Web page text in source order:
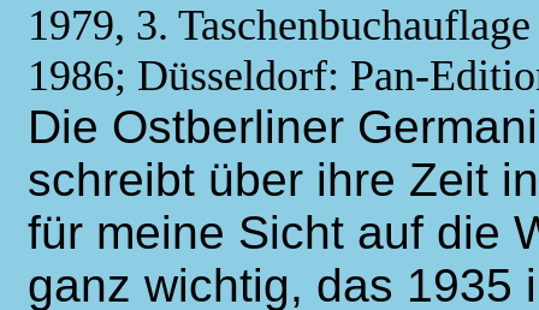
1979, 3.
1986; Düsseldorf: Pan-
Die Ostberliner
schreibt über ihre Zeit
für meine Sicht auf die
ganz wichtig, das 1935